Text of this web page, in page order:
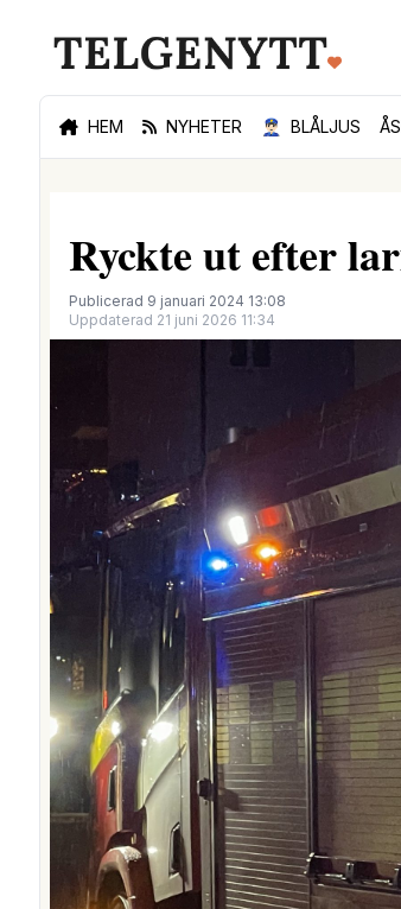
HEM NYHETER 👮🏻‍♂️ BLÅLJUS
Ryckte ut efter
Publicerad 9 januari 2024 13:08
Uppdaterad 21 juni 2026 11:34